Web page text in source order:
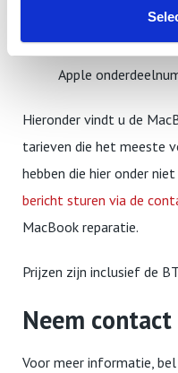
een variabele die
onderstaande lijst
Apple
Hieronder vindt u de
tarieven die het meeste
hebben die hier onder
bericht sturen via de
MacBook reparatie.
Prijzen zijn inclusief de
Neem
Voor meer informatie,